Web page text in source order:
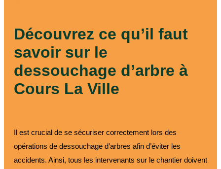
Découvrez ce qu’il faut
savoir sur le
dessouchage d’arbre à
Cours La Ville
Il est crucial de se sécuriser correctement lors des
opérations de dessouchage d’arbres afin d’éviter les
accidents. Ainsi, tous les intervenants sur le chantier doivent